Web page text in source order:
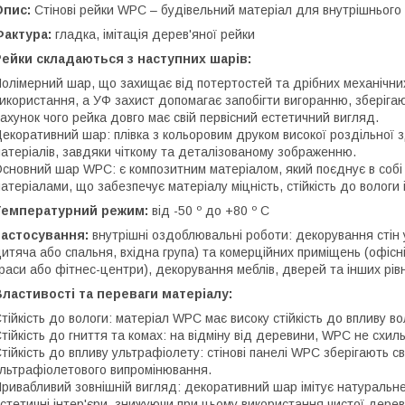
Стінові рейки WPC – будівельний матеріал для
гладка, імітація дерев'яної рейки
складаються з наступних шарів:
шар, що захищає від потертостей та дрібних
а УФ захист допомагає запобігти вигоранню,
чого рейка довго має свій первісний естетичний вигляд.
шар: плівка з кольоровим друком високої роздільної
завдяки чіткому та деталізованому зображенню.
шар WPC: є композитним матеріалом, який поєднує в
що забезпечує матеріалу міцність, стійкість до
режим: від -50 º до +80 º С
внутрішні оздоблювальні роботи: декорування
або спальня, вхідна група) та комерційних приміщень
або фітнес-центри), декорування меблів, дверей та інших
та переваги матеріалу:
до вологи: матеріал WPC має високу стійкість до впливу
до гниття та комах: на відміну від деревини, WPC не
до впливу ультрафіолету: стінові панелі WPC зберігають
випромінювання.
зовнішній вигляд: декоративний шар імітує